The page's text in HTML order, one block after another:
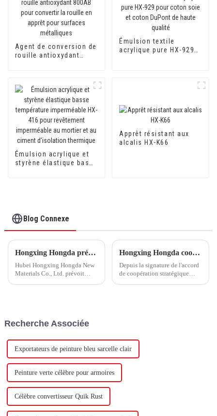
Agent de conversion de
rouille antioxydant
Émulsion textile
acrylique pure HX-929
Émulsion acrylique et
styrène élastique basse
thermique
Apprêt résistant aux
alcalis HX-K66
Blog Connexe
Hongxing Hongda prévoit d'investir 1,6 milliard de yuans pour construire une nouvelle usine de production d'émulsion d'une capacité de production de 510 000 tonnes par an.
Hubei Hongxing Hongda New
Materials Co., Ltd. prévoit
base d'eau et 60 000 tonnes de
Hongxing Hongda coopère avec Keshun Waterproof Technology Co., Ltd pour apporter un nouvel avenir à l'industrie
Depuis la signature de l'accord
de coopération stratégique
Recherche Associée
Exportateurs de peinture bleu sarcelle clair
Peinture verte célèbre pour armoires
Célèbre convertisseur Quik Rust